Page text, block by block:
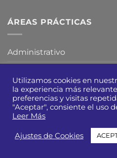
la
de
ÁREAS PRÁCTICAS
Administrativo
Tributario
Real Estate
Utilizamos cookies en
la experiencia más
preferencias y visitas
"Aceptar", consiente el uso
Leer Más
Ajustes de Cookies